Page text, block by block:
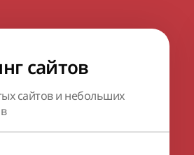
сайтов
сайтов и небольших